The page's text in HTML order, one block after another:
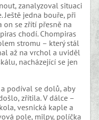
zanalyzoval situaci
Ještě jedna bouře, při
on se zřítí přesně na
chodí. Chompiras
stromu – který stál
až na vrchol a uviděl
nacházející se jen
podíval se dolů, aby
zřítila. V dálce –
vesnická kaple a
pole, milpy, políčka